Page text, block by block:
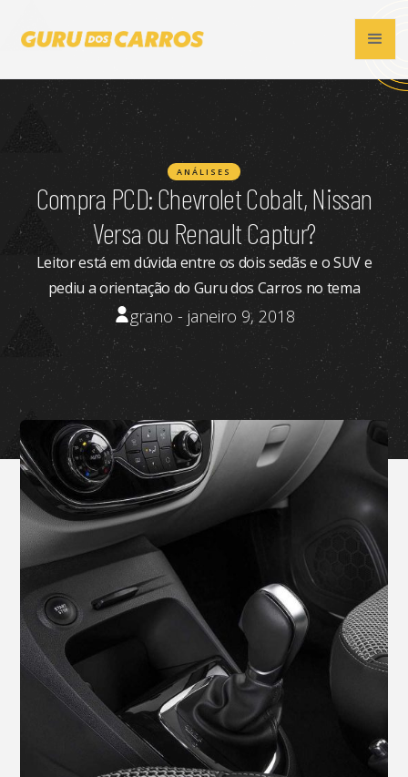
ANÁLISES
Compra PCD: Chevrolet Cobalt, Nissan
Versa ou Renault Captur?
Leitor está em dúvida entre os dois sedãs e o SUV e
pediu a orientação do Guru dos Carros no tema
grano - janeiro 9, 2018